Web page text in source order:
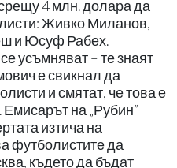
4 млн. долара да
Живко Миланов,
и Юсуф Рабех.
усъмняват – те знаят
е свикнал да
и смятат, че това е
на „Рубин”
изтича на
футболистите да
където да бъдат